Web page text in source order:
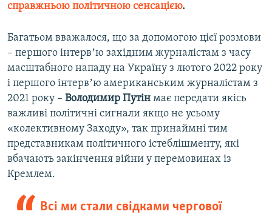
справжньою політичною сенсацією.
Багатьом вважалося, що за допомогою цієї розмови
– першого інтервʼю західним журналістам з часу
масштабного нападу на Україну з лютого 2022 року
і першого інтервʼю американським журналістам з
2021 року – Володимир Путін має передати якісь
важливі політичні сигнали якщо не усьому
«колективному Заходу», так принаймні тим
представникам політичного істеблішменту, які
вбачають закінчення війни у перемовинах із
Кремлем.
Всі ми стали свідками чергової